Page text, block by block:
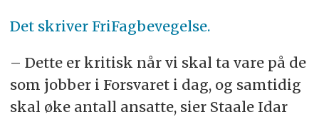
Det skriver FriFagbevegelse.
– Dette er kritisk når vi skal ta vare på de
som jobber i Forsvaret i dag, og samtidig
skal øke antall ansatte, sier Staale Idar